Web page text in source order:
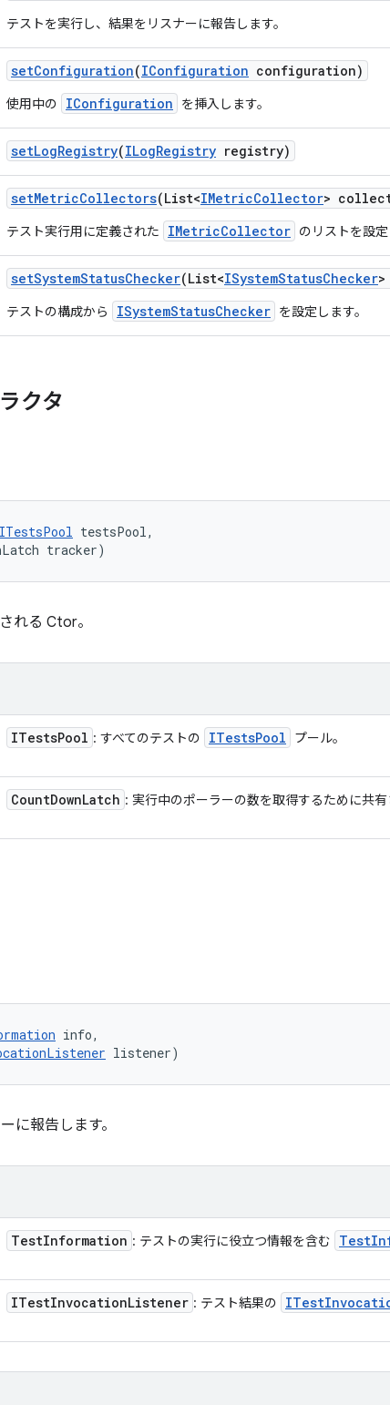
テストを実行し、結果をリスナーに報告します。
setConfiguration(IConfiguration configuration)
使用中の IConfiguration を挿入します。
setLogRegistry(ILogRegistry registry)
setMetricCollectors(List<IMetricCollector>
テスト実行用に定義された IMetricCollector のリストを設定
setSystemStatusChecker(List<ISystemStatusChecker
テストの構成から ISystemStatusChecker を設定します。
クタ
ITestsPool testsPool,
tracker)
れる Ctor。
ITestsPool : すべてのテストの ITestsPool プール。
CountDownLatch : 実行中のポーラーの数を取得するために共有
info,
listener)
に報告します。
TestInformation : テストの実行に役立つ情報を含む Test
ITestInvocationListener : テスト結果の ITest